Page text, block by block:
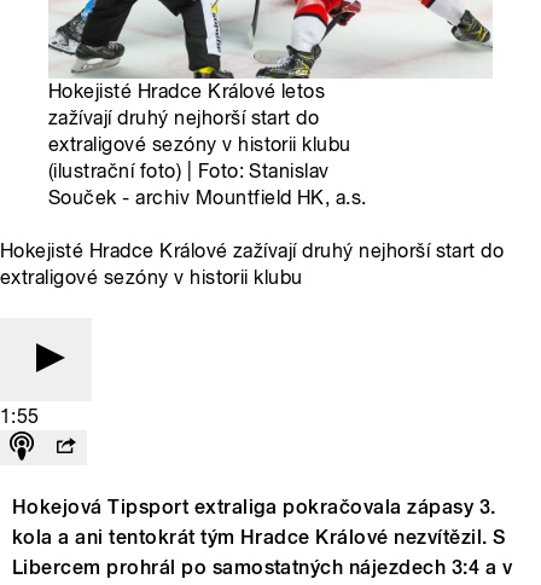
Hokejisté Hradce Králové letos
zažívají druhý nejhorší start do
extraligové sezóny v historii klubu
(ilustrační foto) | Foto: Stanislav
Souček - archiv Mountfield HK, a.s.
Hokejisté Hradce Králové zažívají druhý nejhorší start do
extraligové sezóny v historii klubu
1:55
Hokejová Tipsport extraliga pokračovala zápasy 3.
kola a ani tentokrát tým Hradce Králové nezvítězil. S
Libercem prohrál po samostatných nájezdech 3:4 a v